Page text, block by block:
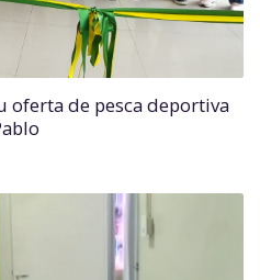
oferta de pesca deportiva